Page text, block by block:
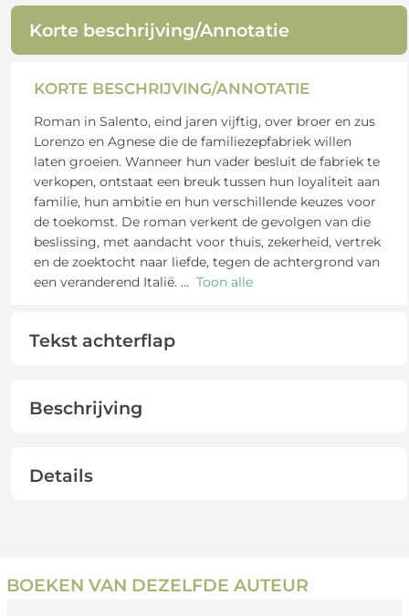
Korte beschrijving/Annotatie
KORTE BESCHRIJVING/ANNOTATIE
Roman in Salento, eind jaren vijftig, over broer en zus
Lorenzo en Agnese die de familiezepfabriek willen
laten groeien. Wanneer hun vader besluit de fabriek te
verkopen, ontstaat een breuk tussen hun loyaliteit aan
familie, hun ambitie en hun verschillende keuzes voor
de toekomst. De roman verkent de gevolgen van die
beslissing, met aandacht voor thuis, zekerheid, vertrek
en de zoektocht naar liefde, tegen de achtergrond van
een veranderend Italië. ... Toon alle
Tekst achterflap
Beschrijving
Details
BOEKEN VAN DEZELFDE AUTEUR